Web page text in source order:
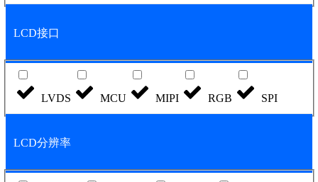
LCD接口
LVDS MCU MIPI RGB SPI
LCD分辨率